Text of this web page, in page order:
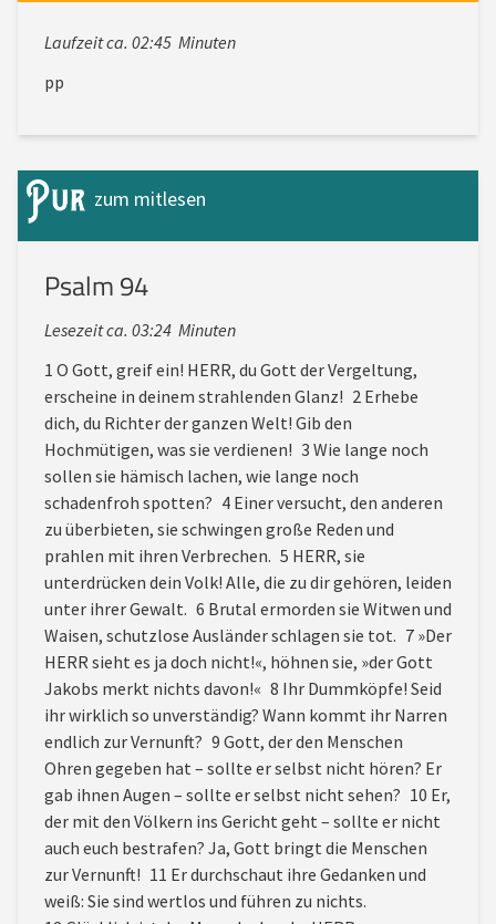
Laufzeit ca. 02:45 Minuten
pp
zum mitlesen
Psalm 94
Lesezeit ca. 03:24 Minuten
1 O Gott, greif ein! HERR, du Gott der Vergeltung,
erscheine in deinem strahlenden Glanz! 2 Erhebe
dich, du Richter der ganzen Welt! Gib den
Hochmütigen, was sie verdienen! 3 Wie lange noch
sollen sie hämisch lachen, wie lange noch
schadenfroh spotten? 4 Einer versucht, den anderen
zu überbieten, sie schwingen große Reden und
prahlen mit ihren Verbrechen. 5 HERR, sie
unterdrücken dein Volk! Alle, die zu dir gehören, leiden
unter ihrer Gewalt. 6 Brutal ermorden sie Witwen und
Waisen, schutzlose Ausländer schlagen sie tot. 7 »Der
HERR sieht es ja doch nicht!«, höhnen sie, »der Gott
Jakobs merkt nichts davon!« 8 Ihr Dummköpfe! Seid
ihr wirklich so unverständig? Wann kommt ihr Narren
endlich zur Vernunft? 9 Gott, der den Menschen
Ohren gegeben hat – sollte er selbst nicht hören? Er
gab ihnen Augen – sollte er selbst nicht sehen? 10 Er,
der mit den Völkern ins Gericht geht – sollte er nicht
auch euch bestrafen? Ja, Gott bringt die Menschen
zur Vernunft! 11 Er durchschaut ihre Gedanken und
weiß: Sie sind wertlos und führen zu nichts.